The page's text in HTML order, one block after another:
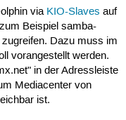
via KIO-Slaves auf
Beispiel samba-
Dazu muss im
vorangestellt werden.
in der Adressleiste
Mediacenter von
ist.